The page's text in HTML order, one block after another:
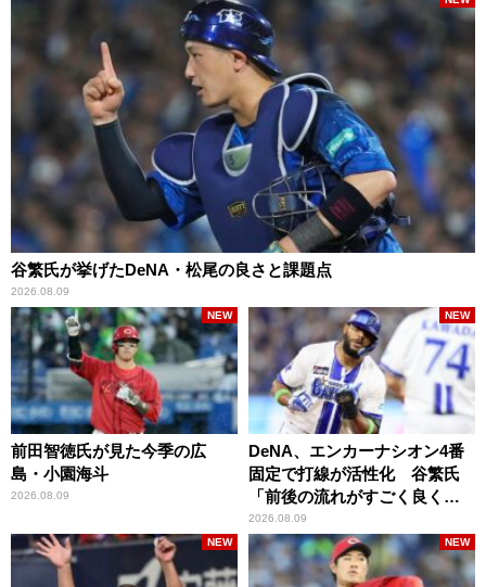
谷繁氏が挙げたDeNA・松尾の良さと課題点
2026.08.09
前田智徳氏が見た今季の広
島・小園海斗
2026.08.09
NEW
DeNA、エンカーナシオン4番
固定で打線が活性化 谷繁氏
「前後の流れがすごく良くな
りましたね」
2026.08.09
NEW
NEW NEW